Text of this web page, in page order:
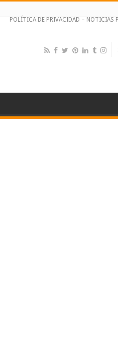
POLÍTICA DE PRIVACIDAD – NOTICIAS